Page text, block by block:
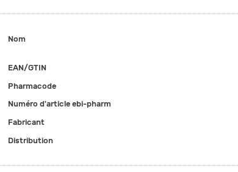
Nom
EAN/GTIN
Pharmacode
Numéro d'article ebi-pharm
Fabricant
Distribution